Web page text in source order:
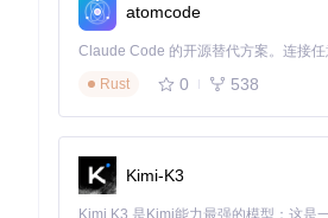
某汽车制造企业需要为不同生产线
不同配置方式的成本效益对比
手动配置
高级
传统工具
OpCore-Simplify
初级
atomcode
Rust
0 538
Kimi-K3